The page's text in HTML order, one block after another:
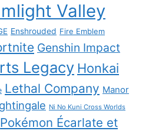
Valley
Enshrouded Fire Emblem
Genshin Impact
Legacy Honkai
Lethal Company Manor
Ni No Kuni Cross Worlds
Pokémon Écarlate et